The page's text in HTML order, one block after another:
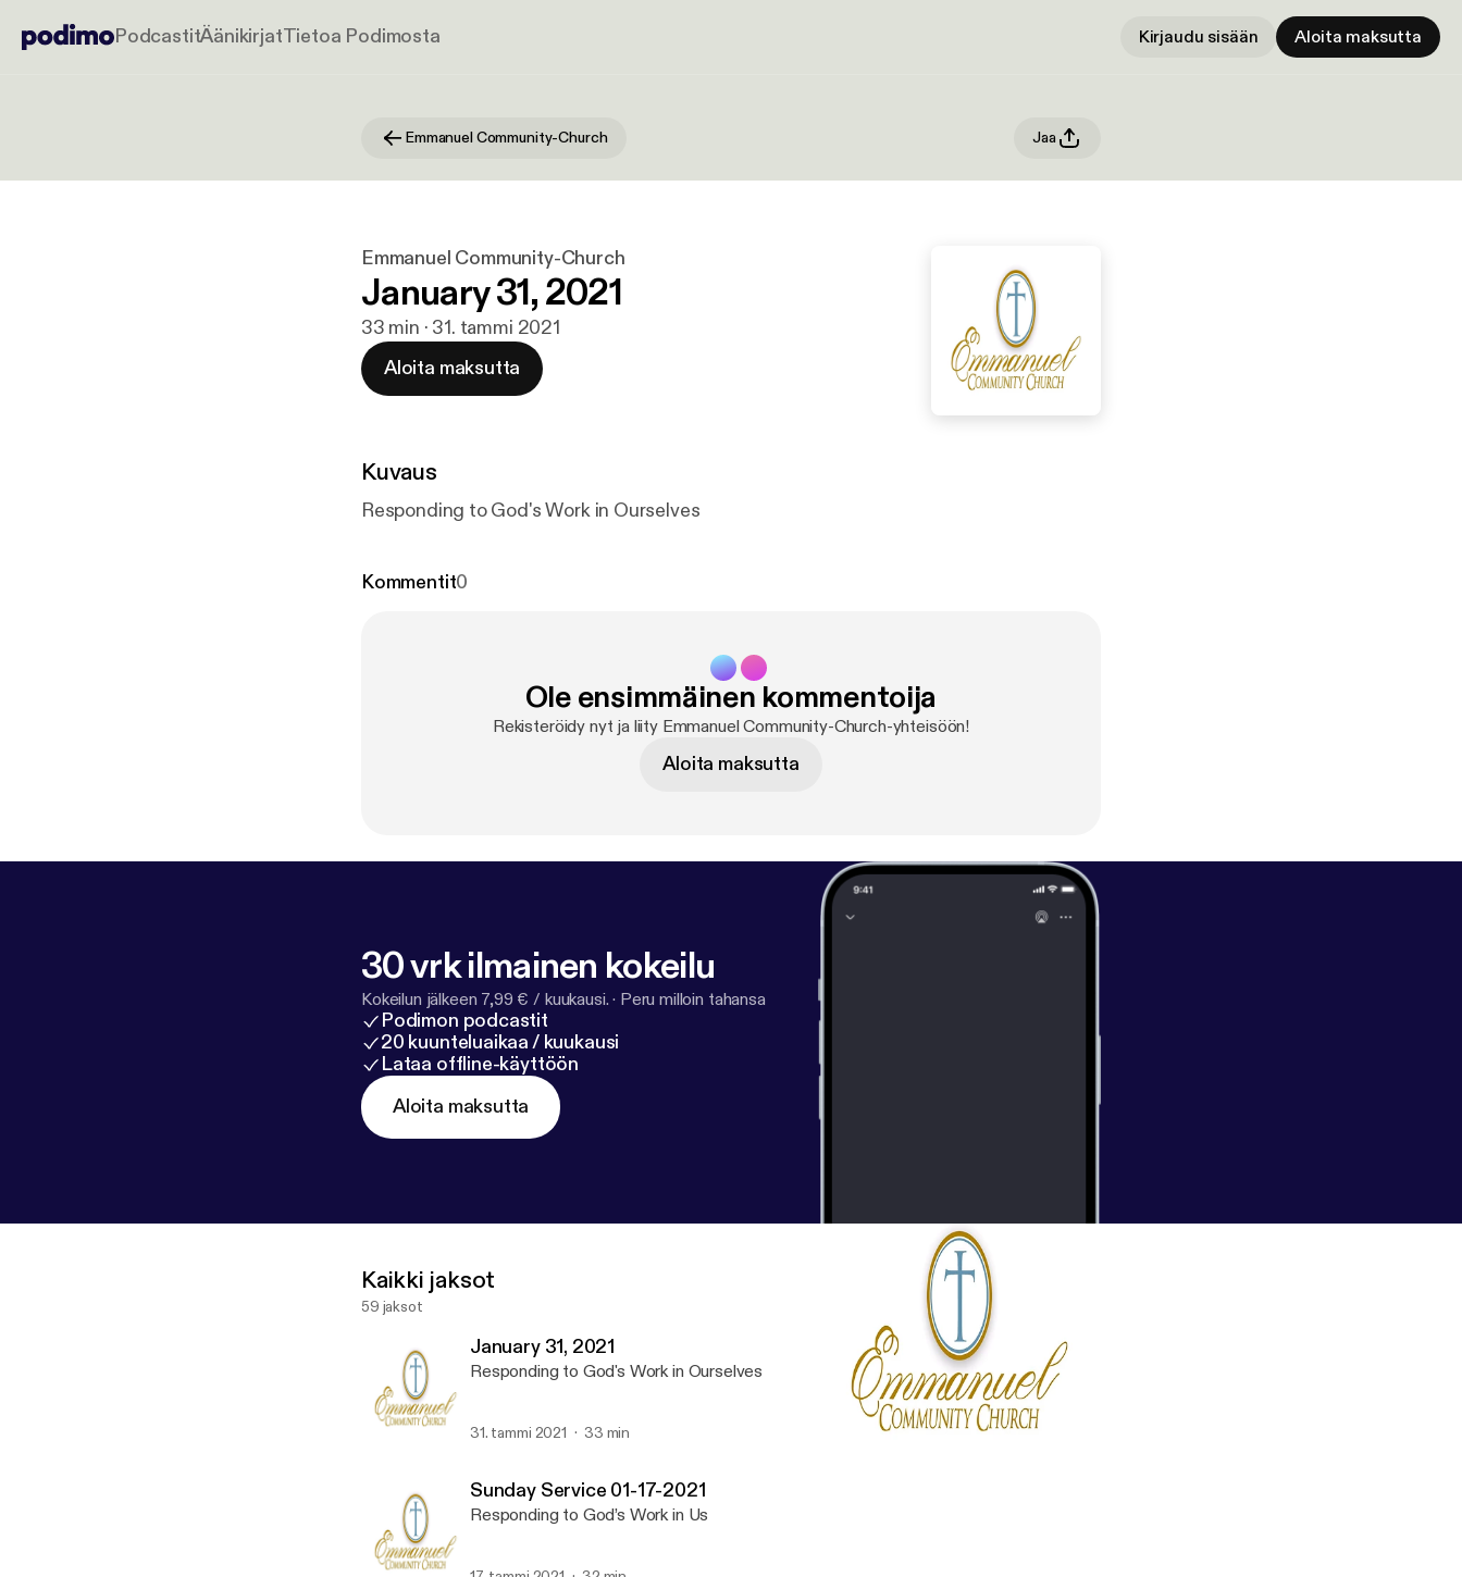
PodcastitÄänikirjatTietoa Podimosta Kirjaudu sisään Aloita maksutta
Emmanuel Community-Church Jaa
Emmanuel Community-Church
January 31, 2021
33 min · 31. tammi 2021
Aloita maksutta
Kuvaus
Responding to God's Work in Ourselves
Kommentit0
Ole ensimmäinen kommentoija
Rekisteröidy nyt ja liity Emmanuel Community-Church-yhteisöön!
Aloita maksutta
30 vrk ilmainen kokeilu
Kokeilun jälkeen 7,99 € / kuukausi. · Peru milloin tahansa
Podimon podcastit
20 kuunteluaikaa / kuukausi
Lataa offline-käyttöön
Aloita maksutta
Kaikki jaksot
59 jaksot
January 31, 2021
Responding to God's Work in Ourselves
31. tammi 2021 33 min
Sunday Service 01-17-2021
Responding to God’s Work in Us